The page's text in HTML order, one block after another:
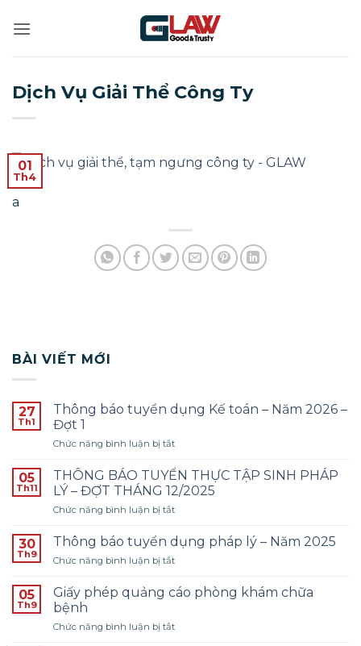
qua
Dịch Vụ Giải Thể Công Ty
01
Th4
a
BÀI VIẾT MỚI
27
Th1
Thông báo tuyển dụng Kế toán – Năm 2026 –
Đợt 1
Chức năng bình luận bị tắtở
báo
tuyển
dụng
Kế
–
Năm
2026
Đợt
05
Th11
THÔNG BÁO TUYỂN THỰC TẬP SINH PHÁP
LÝ – ĐỢT THÁNG 12/2025
Chức năng bình luận bị tắtở
BÁO
TUYỂN
THỰC
SINH
–
30
Th9
Thông báo tuyển dụng pháp lý – Năm 2025
Chức năng bình luận bị tắtở
báo
tuyển
pháp
05
Th9
Giấy phép quảng cáo phòng khám chữa
bệnh
Chức năng bình luận bị tắtở